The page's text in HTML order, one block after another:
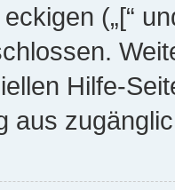
(„[“
Hilfe-
aus